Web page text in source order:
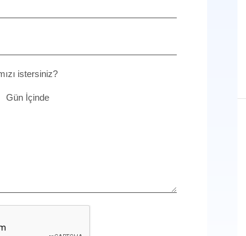
istersiniz?
Gün İçinde